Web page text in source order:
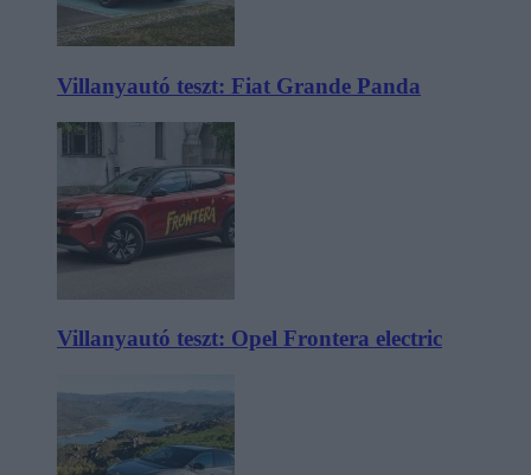
Villanyautó teszt: Fiat Grande Panda
Villanyautó teszt: Opel Frontera electric